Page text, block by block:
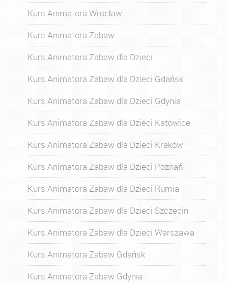
Kurs Animatora Wrocław
Kurs Animatora Zabaw
Kurs Animatora Zabaw dla Dzieci
Kurs Animatora Zabaw dla Dzieci Gdańsk
Kurs Animatora Zabaw dla Dzieci Gdynia
Kurs Animatora Zabaw dla Dzieci Katowice
Kurs Animatora Zabaw dla Dzieci Kraków
Kurs Animatora Zabaw dla Dzieci Poznań
Kurs Animatora Zabaw dla Dzieci Rumia
Kurs Animatora Zabaw dla Dzieci Szczecin
Kurs Animatora Zabaw dla Dzieci Warszawa
Kurs Animatora Zabaw Gdańsk
Kurs Animatora Zabaw Gdynia